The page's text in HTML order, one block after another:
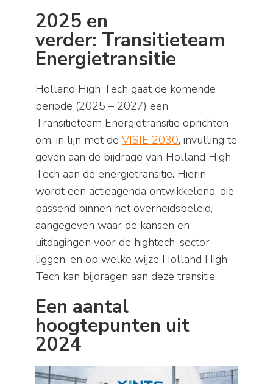
2025 en
verder: Transitieteam
Energietransitie
Holland High Tech gaat de komende
periode (2025 – 2027) een
Transitieteam Energietransitie oprichten
om, in lijn met deVISIE 2030, invulling te
geven aan de bijdrage van Holland High
Tech aan de energietransitie. Hierin
wordt een actieagenda ontwikkelend, die
passend binnen het overheidsbeleid,
aangegeven waar de kansen en
uitdagingen voor de hightech-sector
liggen, en op welke wijze Holland High
Tech kan bijdragen aan deze transitie.
Een aantal
hoogtepunten uit
2024